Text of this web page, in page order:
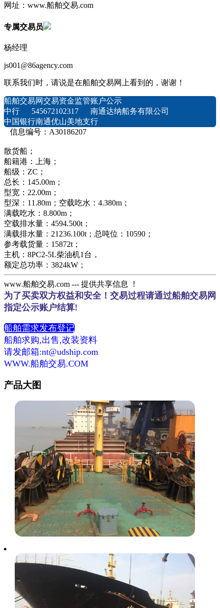
网址：www.船舶交易.com
专属交易员
杨经理
js001@86agency.com
联系我们时，请说是在船舶交易网上看到的，谢谢！
船舶交易网交易资金监管账户公示
中行 545672102317 南通达纳船务有限公司
中国银行南通优山美地支行
信息编号：A30186207
散货船；
船籍港：上海；
船级：ZC；
总长：145.00m；
型宽：22.00m；
型深：11.80m；空载吃水：4.380m；
满载吃水：8.800m；
空载排水量：4594.500t；
满载排水量：21236.100t；总吨位：10590；
参考载货量：15872t；
主机：8PC2-5L柴油机1台，
额定总功率：3824kW；
www.船舶交易.com --- 提供共享信息 ！
为了买卖双方权益和安全！交易过程请通过船舶交易网
指定公示账户结算!
船舶需求发布登记
船舶求购,出售,改装资料
请发邮箱:nt@udship.com
WWW.船舶交易.COM
产品大图